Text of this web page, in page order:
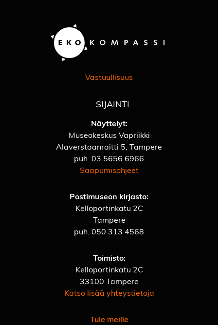
Vastuullisuus
SIJAINTI
Näyttelyt:
Museokeskus Vapriikki
Alaverstaanraitti 5, Tampere
puh. 03 5656 6966
Saapumisohjeet
Postimuseon kirjasto:
Kelloportinkatu 2C
Tampere
puh. 050 313 4568
Toimisto:
Kelloportinkatu 2C
33100 Tampere
Katso lisää yhteystietoja
Tule meille